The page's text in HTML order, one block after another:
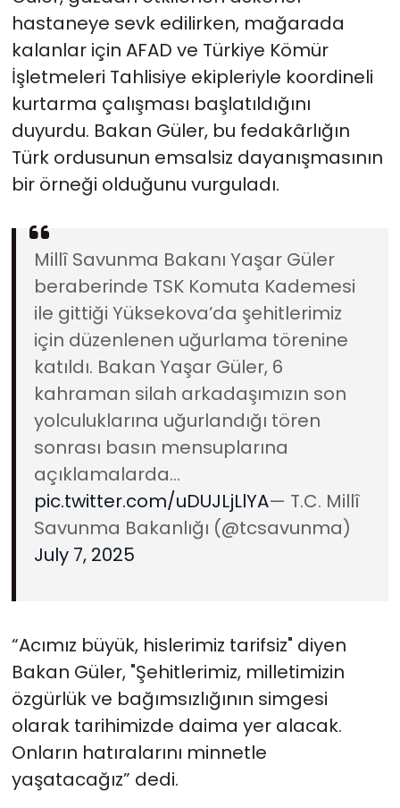
hastaneye sevk edilirken, mağarada
kalanlar için AFAD ve Türkiye Kömür
İşletmeleri Tahlisiye ekipleriyle koordineli
kurtarma çalışması başlatıldığını
duyurdu. Bakan Güler, bu fedakârlığın
Türk ordusunun emsalsiz dayanışmasının
bir örneği olduğunu vurguladı.
Millî Savunma Bakanı Yaşar Güler
beraberinde TSK Komuta Kademesi
ile gittiği Yüksekova’da şehitlerimiz
için düzenlenen uğurlama törenine
katıldı. Bakan Yaşar Güler, 6
kahraman silah arkadaşımızın son
yolculuklarına uğurlandığı tören
sonrası basın mensuplarına
açıklamalarda…
pic.twitter.com/uDUJLjLlYA— T.C. Millî
Savunma Bakanlığı (@tcsavunma)
July 7, 2025
“Acımız büyük, hislerimiz tarifsiz" diyen
Bakan Güler, "Şehitlerimiz, milletimizin
özgürlük ve bağımsızlığının simgesi
olarak tarihimizde daima yer alacak.
Onların hatıralarını minnetle
yaşatacağız” dedi.